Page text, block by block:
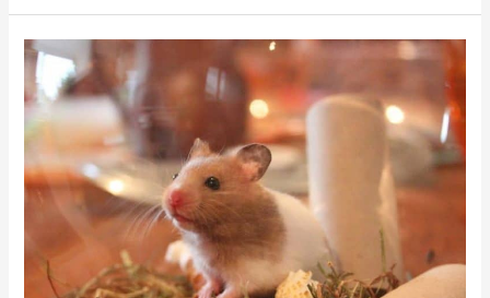
Walnüsse
essen?